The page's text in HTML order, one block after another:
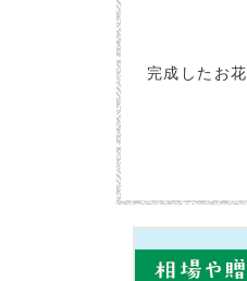
完成したお花